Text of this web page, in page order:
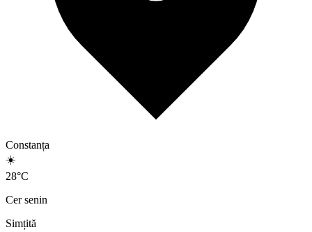
Constanța
☀️
28°C
Cer senin
Simțită